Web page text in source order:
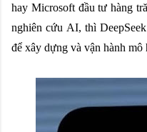
hay Microsoft đầu tư hàng
nghiên cứu AI, thì
để xây dựng và vận hành